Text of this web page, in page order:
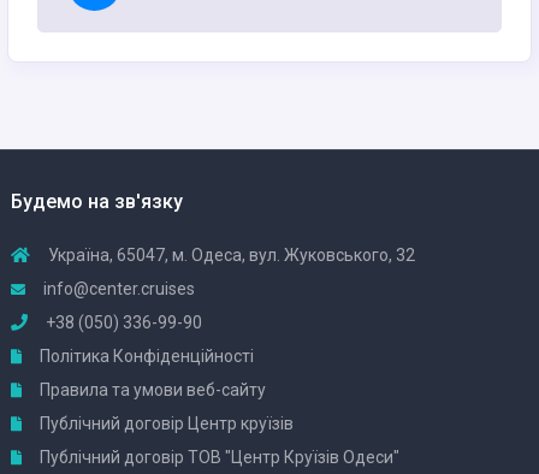
Будемо на зв'язку
Україна, 65047, м. Одеса, вул. Жуковського, 32
info@center.cruises
+38 (050) 336-99-90
Політика Конфіденційності
Правила та умови веб-сайту
Публічний договір Центр круїзів
Публічний договір ТОВ "Центр Круїзів Одеси"